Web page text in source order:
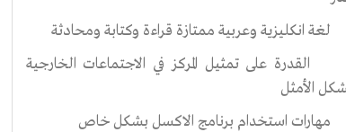
انكليزية وعربية ممتازة قراءة وكتابة ومحادثة
على تمثيل المركز في الاجتماعات الخارجية
الأمثل
استخدام برنامج الاكسل بشكل خاص